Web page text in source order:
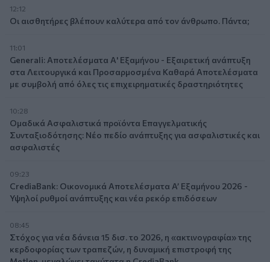
12:12
Οι αισθητήρες βλέπουν καλύτερα από τον άνθρωπο. Πάντα;
11:01
Generali: Αποτελέσματα Α' Εξαμήνου - Εξαιρετική ανάπτυξη
στα Λειτουργικά και Προσαρμοσμένα Καθαρά Αποτελέσματα
με συμβολή από όλες τις επιχειρηματικές δραστηριότητες
10:28
Ομαδικά Ασφαλιστικά προϊόντα Επαγγελματικής
Συνταξιοδότησης: Νέο πεδίο ανάπτυξης για ασφαλιστικές και
ασφαλιστές
09:23
CrediaBank: Οικονομικά Αποτελέσματα A’ Εξαμήνου 2026 -
Υψηλοί ρυθμοί ανάπτυξης και νέα ρεκόρ επιδόσεων
08:45
Στόχος για νέα δάνεια 15 δισ. το 2026, η «ακτινογραφία» της
κερδοφορίας των τραπεζών, η δυναμική επιστροφή της